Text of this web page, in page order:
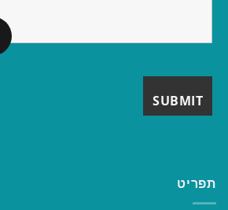
תפריט